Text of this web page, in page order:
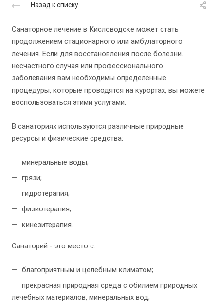
Назад к списку
Санаторное лечение в Кисловодске может стать
продолжением стационарного или амбулаторного
лечения. Если для восстановления после болезни,
несчастного случая или профессионального
заболевания вам необходимы определенные
процедуры, которые проводятся на курортах, вы можете
воспользоваться этими услугами.
В санаториях используются различные природные
ресурсы и физические средства:
минеральные воды;
грязи;
гидротерапия;
физиотерапия;
кинезитерапия.
Санаторий - это место с:
благоприятным и целебным климатом;
прекрасная природная среда с обилием природных
лечебных материалов, минеральных вод;